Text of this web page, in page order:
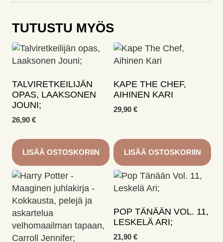
TUTUSTU MYÖS
TALVIRETKEILIJÄN
OPAS, LAAKSONEN
JOUNI;
26,90 €
LISÄÄ OSTOSKORIIN
KAPE THE CHEF,
AIHINEN KARI
29,90 €
LISÄÄ OSTOSKORIIN
POP TÄNÄÄN VOL. 11,
LESKELÄ ARI;
21,90 €